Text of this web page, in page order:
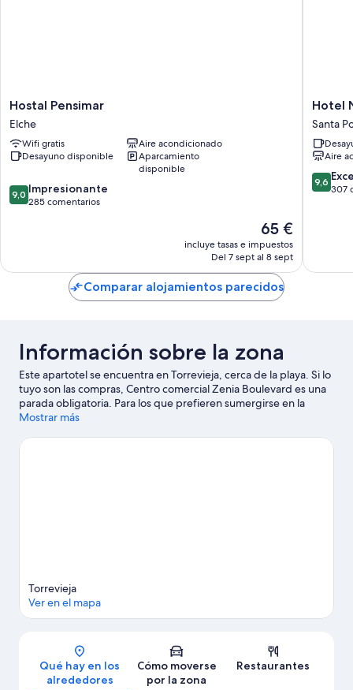
Hostal
Pensimar
Elche
Hostal Pensimar
Elche
Wifi gratis
Aire acondicionado
Desayuno disponible
Aparcamiento
disponible
9.0
sobre
9,0 Impresionante
285 comentarios
El
precio
actual
de
65 €
65 €
incluye tasas e impuestos
Del 7 sept al 8 sept
Hotel
Narcea
Santa
Pola
Santa
Pola
Hotel
Santa
Aire
9.6
sobre
9,6
307
Comparar alojamientos parecidos
Información sobre la zona
Este apartotel se encuentra en Torrevieja, cerca de la playa. Si lo
tuyo son las compras, Centro comercial Zenia Boulevard es una
parada obligatoria. Para los que prefieren sumergirse en la
naturaleza, Playa La Mata y Playa La Zenia son dos excelentes
también merecen la pena.
Mostrar más
Mapa
Torrevieja
Ver en el mapa
Qué hay en los
alrededores
Cómo moverse
por la zona
Restaurantes